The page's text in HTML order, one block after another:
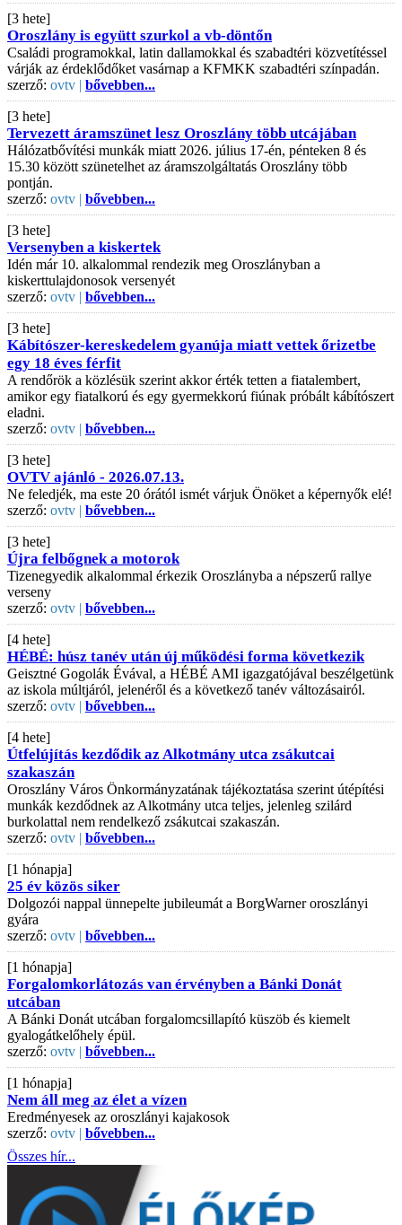
[3 hete]
Oroszlány is együtt szurkol a vb-döntőn
Családi programokkal, latin dallamokkal és szabadtéri közvetítéssel
várják az érdeklődőket vasárnap a KFMKK szabadtéri színpadán.
szerző: ovtv | bővebben...
[3 hete]
Tervezett áramszünet lesz Oroszlány több utcájában
Hálózatbővítési munkák miatt 2026. július 17-én, pénteken 8 és
15.30 között szünetelhet az áramszolgáltatás Oroszlány több
pontján.
szerző: ovtv | bővebben...
[3 hete]
Versenyben a kiskertek
Idén már 10. alkalommal rendezik meg Oroszlányban a
kiskerttulajdonosok versenyét
szerző: ovtv | bővebben...
[3 hete]
Kábítószer-kereskedelem gyanúja miatt vettek őrizetbe
egy 18 éves férfit
A rendőrök a közlésük szerint akkor érték tetten a fiatalembert,
amikor egy fiatalkorú és egy gyermekkorú fiúnak próbált kábítószert
eladni.
szerző: ovtv | bővebben...
[3 hete]
OVTV ajánló - 2026.07.13.
Ne feledjék, ma este 20 órától ismét várjuk Önöket a képernyők elé!
szerző: ovtv | bővebben...
[3 hete]
Újra felbőgnek a motorok
Tizenegyedik alkalommal érkezik Oroszlányba a népszerű rallye
verseny
szerző: ovtv | bővebben...
[4 hete]
HÉBÉ: húsz tanév után új működési forma következik
Geisztné Gogolák Évával, a HÉBÉ AMI igazgatójával beszélgetünk
az iskola múltjáról, jelenéről és a következő tanév változásairól.
szerző: ovtv | bővebben...
[4 hete]
Útfelújítás kezdődik az Alkotmány utca zsákutcai
szakaszán
Oroszlány Város Önkormányzatának tájékoztatása szerint útépítési
munkák kezdődnek az Alkotmány utca teljes, jelenleg szilárd
burkolattal nem rendelkező zsákutcai szakaszán.
szerző: ovtv | bővebben...
[1 hónapja]
25 év közös siker
Dolgozói nappal ünnepelte jubileumát a BorgWarner oroszlányi
gyára
szerző: ovtv | bővebben...
[1 hónapja]
Forgalomkorlátozás van érvényben a Bánki Donát
utcában
A Bánki Donát utcában forgalomcsillapító küszöb és kiemelt
gyalogátkelőhely épül.
szerző: ovtv | bővebben...
[1 hónapja]
Nem áll meg az élet a vízen
Eredményesek az oroszlányi kajakosok
szerző: ovtv | bővebben...
Összes hír...